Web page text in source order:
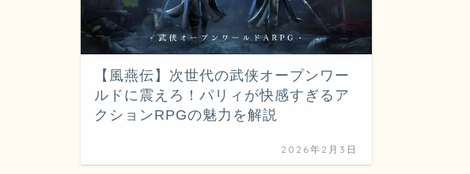
【風燕伝】次世代の武侠オープンワー
ルドに震えろ！パリィが快感すぎるア
クションRPGの魅力を解説
2026年2月3日